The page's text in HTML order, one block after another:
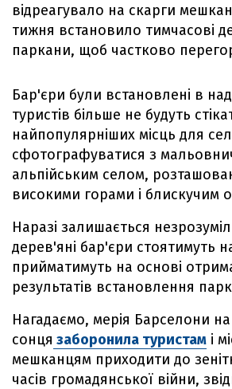
відреагувало на скарги
тижня встановило тимчасові
паркани, щоб частково
Бар'єри були встановлені в
туристів більше не будуть
найпопулярніших місць для
сфотографуватися з
альпійським селом,
високими горами і блискучим
Наразі залишається
дерев'яні бар'єри стоятимуть
прийматимуть на основі
результатів встановлення
Нагадаємо, мерія Барселони
сонця заборонила туристам і
мешканцям приходити до
часів громадянської війни,